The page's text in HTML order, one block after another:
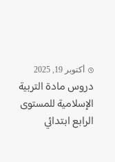
أكتوبر 19, 2025
دروس مادة التربية
الإسلامية للمستوى
الرابع ابتدائي